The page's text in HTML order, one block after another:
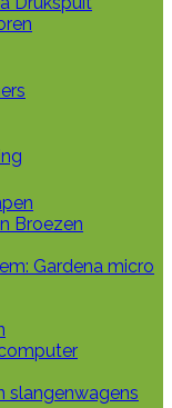
Broezen
Gardena micro
slangenwagens